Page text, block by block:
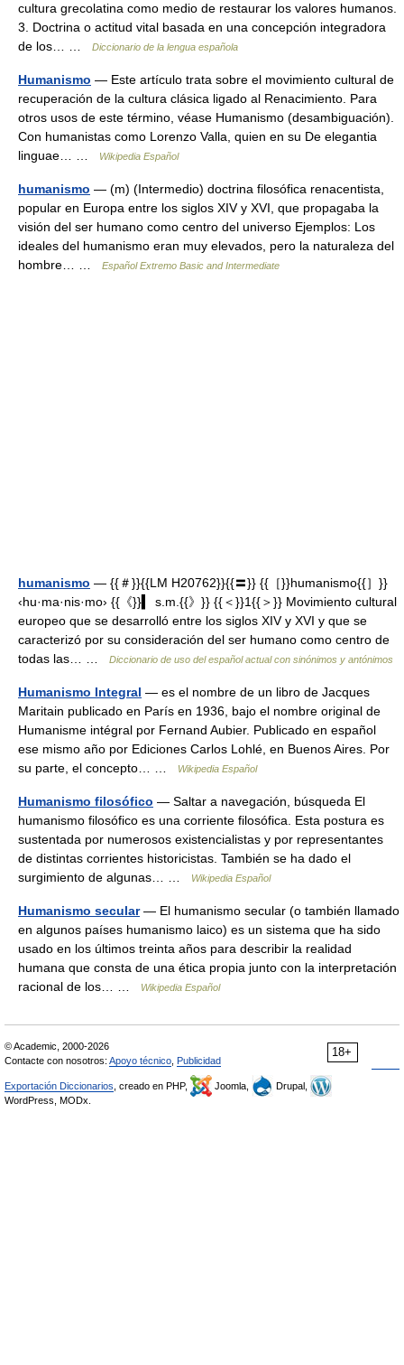
cultura grecolatina como medio de restaurar los valores humanos.
3. Doctrina o actitud vital basada en una concepción integradora
de los… …
Diccionario de la lengua española
Humanismo — Este artículo trata sobre el movimiento cultural de
recuperación de la cultura clásica ligado al Renacimiento. Para
otros usos de este término, véase Humanismo (desambiguación).
Con humanistas como Lorenzo Valla, quien en su De elegantia
linguae… …
Wikipedia Español
humanismo — (m) (Intermedio) doctrina filosófica renacentista,
popular en Europa entre los siglos XIV y XVI, que propagaba la
visión del ser humano como centro del universo Ejemplos: Los
ideales del humanismo eran muy elevados, pero la naturaleza del
hombre… …
Español Extremo Basic and Intermediate
humanismo — {{＃}}{{LM H20762}}{{〓}} {{［}}humanismo{{］}}
‹hu·ma·nis·mo› {{《}}▍ s.m.{{》}} {{＜}}1{{＞}} Movimiento cultural
europeo que se desarrolló entre los siglos XIV y XVI y que se
caracterizó por su consideración del ser humano como centro de
todas las… …
Diccionario de uso del español actual con sinónimos y antónimos
Humanismo Integral — es el nombre de un libro de Jacques
Maritain publicado en París en 1936, bajo el nombre original de
Humanisme intégral por Fernand Aubier. Publicado en español
ese mismo año por Ediciones Carlos Lohlé, en Buenos Aires. Por
su parte, el concepto… …
Wikipedia Español
Humanismo filosófico — Saltar a navegación, búsqueda El
humanismo filosófico es una corriente filosófica. Esta postura es
sustentada por numerosos existencialistas y por representantes
de distintas corrientes historicistas. También se ha dado el
surgimiento de algunas… …
Wikipedia Español
Humanismo secular— El humanismo secular (o también llamado
en algunos países humanismo laico) es un sistema que ha sido
usado en los últimos treinta años para describir la realidad
humana que consta de una ética propia junto con la interpretación
racional de los… …
Wikipedia Español
18+
© Academic, 2000-2026
Contacte con nosotros: Apoyo técnico Publicidad
Exportación Diccionarios , creado en PHP, Joomla,
Drupal,
WordPress, MODx.